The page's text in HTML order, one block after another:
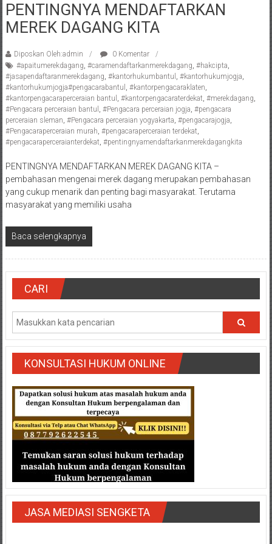
Pengacara
Perceraian/
/
Konsultan
Hukum
/
Konsultan
Hukum
Pajak/
Mediasi/
Yogyakarta/Bantul/Sleman/Gunung
Kidul/Wonosari/Wates/Kulonprogo/
kalten/Solo/
Purwakarta,
Sukoharjo/
Semarang/
Batang/Brebes/
Purworejo,
Kebumen/Magelang/Temanggung/Mungkid/Demak/
Batu/
Blitar/Surabaya/Palembang/
Bekasi/Jakarta
selatan/
Jakarta
Utara/
Jakarta
Pusat/
Lampung
Lampung
Timur/Lampung/
Jambi/
PENTINGNYA MENDAFTARKAN
MEREK DAGANG KITA
Diposkan Oleh:admin
0 Komentar
#apaitumerekdagang, #caramendaftarkanmerekdagang, #hakcipta,
#jasapendaftaranmerekdagang, #kantorhukumbantul , #kantorhukumjogja,
#kantorhukumjogja#pengacarabantul , #kantorpengacaraklaten,
#kantorpengacaraperceraian bantul , #kantorpengacaraterdekat, #merekdagang,
#Pengacara perceraian bantul , #Pengacara perceraian jogja, #pengacara
perceraian sleman, #Pengacara perceraian yogyakarta, #pengacarajogja,
#Pengacaraperceraian murah, #pengacaraperceraian terdekat,
#pengacaraperceraianterdekat, #pentingnyamendaftarkanmerekdagangkita
PENTINGNYA MENDAFTARKAN MEREK DAGANG KITA –
pembahasan mengenai merek dagang merupakan pembahasan
yang cukup menarik dan penting bagi masyarakat. Terutama
masyarakat yang memiliki usaha
Baca selengkapnya
CARI
KONSULTASI HUKUM ONLINE
JASA MEDIASI SENGKETA